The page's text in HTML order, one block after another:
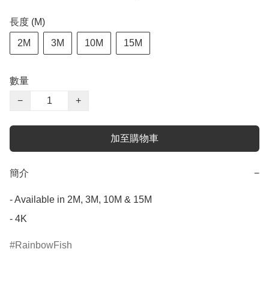
長度 (M)
2M 3M 10M 15M
數量
−
+
加至購物車
簡介 −
- Available in 2M, 3M, 10M & 15M
- 4K
RainbowFish